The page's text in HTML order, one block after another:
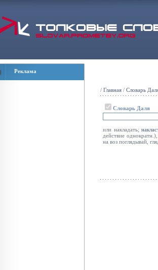
Реклама
/ Главная / Словарь
Словарь Даля
или накладать;
действие
на воз поглядывай,